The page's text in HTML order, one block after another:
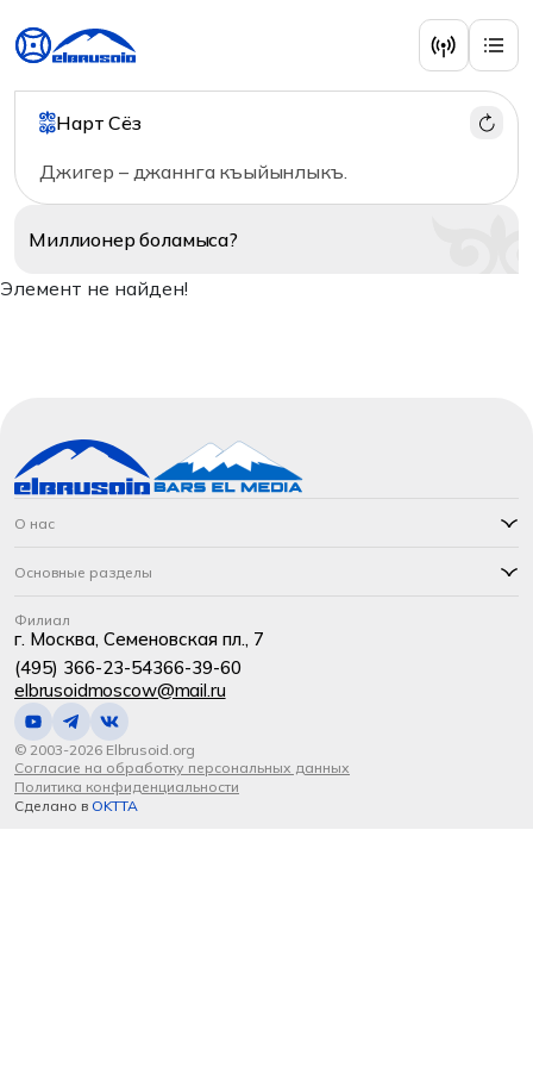
Нарт Сёз
Джигер – джаннга къыйынлыкъ.
Миллионерболамыса?
Элемент не найден!
О нас
Основные разделы
Филиал
г. Москва, Семеновская пл., 7
(495) 366-23-54366-39-60
elbrusoidmoscow@mail.ru
© 2003-2026 Elbrusoid.org
Согласие на обработку персональных данных
Политика конфиденциальности
Сделано в OKTTA